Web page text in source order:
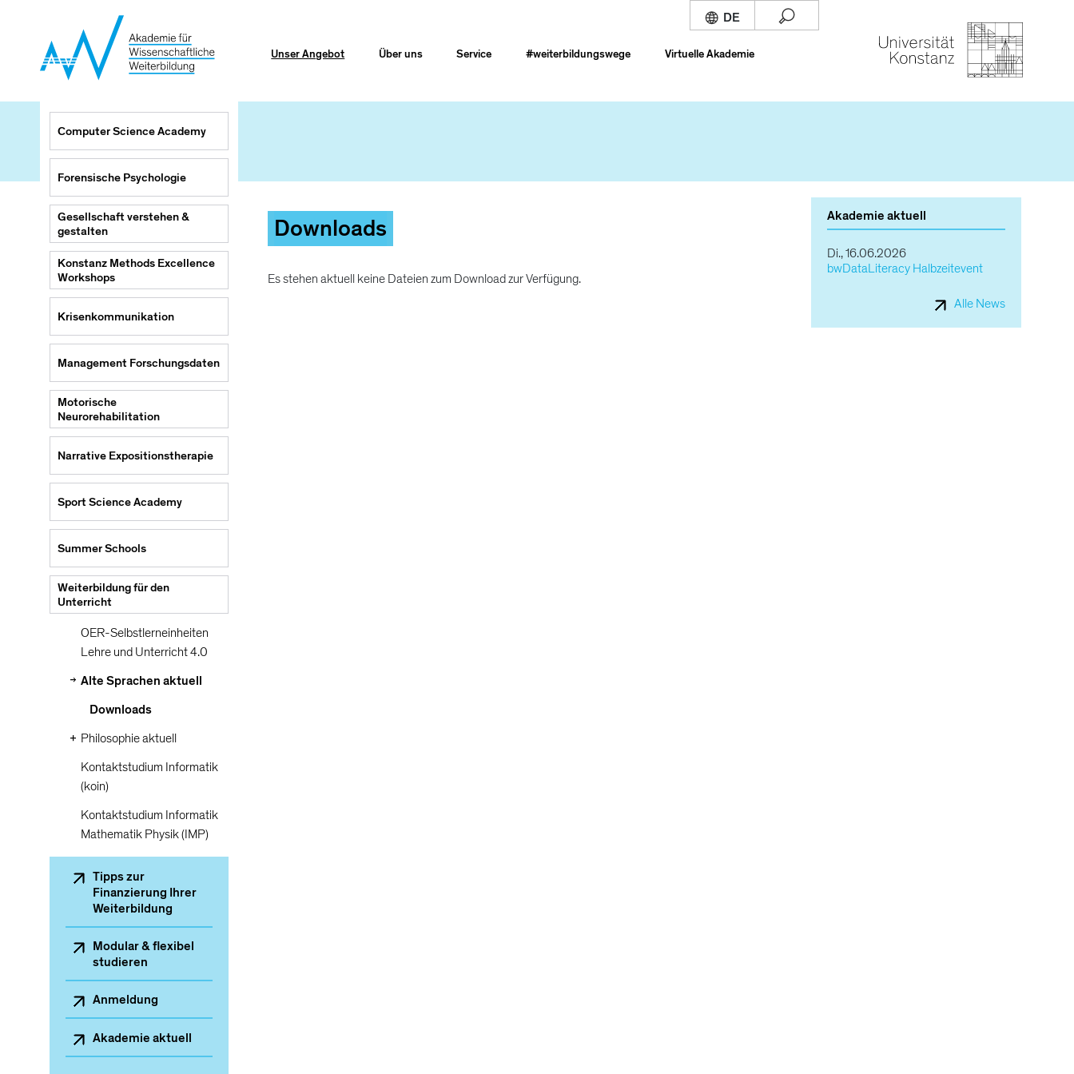
Unser Angebot Über uns Service #weiterbildungswege Virtuelle Akademie
Downloads
Es stehen aktuell keine Dateien zum Download zur Verfügung.
navigation
Computer Science Academy
Forensische Psychologie
Gesellschaft verstehen &
gestalten
Konstanz Methods Excellence
Workshops
Krisenkommunikation
Management Forschungsdaten
Motorische
Neurorehabilitation
Narrative Expositionstherapie
Sport Science Academy
Summer Schools
Weiterbildung für den
Unterricht
OER-Selbstlerneinheiten
Lehre und Unterricht 4.0
Alte Sprachen aktuell
Downloads
Philosophie aktuell
Kontaktstudium Informatik
(koin)
Kontaktstudium Informatik
Mathematik Physik (IMP)
Sekundärnavigation
Tipps zur
Finanzierung Ihrer
Weiterbildung
Modular & flexibel
studieren
Anmeldung
Akademie aktuell
Akademie aktuell
Di., 16.06.2026
bwDataLiteracy Halbzeitevent
Alle News